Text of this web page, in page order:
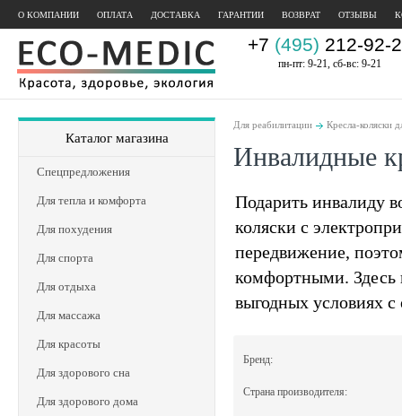
О КОМПАНИИ ОПЛАТА ДОСТАВКА ГАРАНТИИ ВОЗВРАТ ОТЗЫВЫ
+7 (495) 212-92-
пн-пт: 9-21, сб-вс: 9-21
Каталог магазина
Спецпредложения
Для тепла и комфорта
Для похудения
Для спорта
Для отдыха
Для массажа
Для красоты
Для здорового сна
Для здорового дома
Для реабилитации Кресла-коляски
Инвалидные
Подарить инвалиду
коляски с
передвижение,
комфортными. Здесь
выгодных условиях с
Бренд:
Страна производителя: